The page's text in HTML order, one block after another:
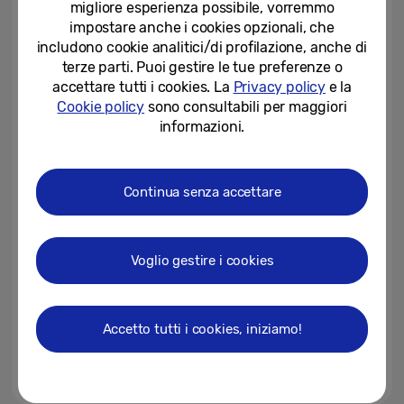
futuro dell’IA al CES 2026
06-01-2026
Samsung presenta il primo TV
Micro RGB da 130 pollici al
mondo, con colori di nuova...
Samsung presenta The
2026, uno schermo portatile...
02-01-2026
C-Lab al CES 2026
migliore esperienza possibile, vorremmo
impostare anche i cookies opzionali, che
includono cookie analitici/di profilazione, anche di
terze parti. Puoi gestire le tue preferenze o
accettare tutti i cookies. La Privacy policye la
Cookie policy sono consultabili per maggiori
informazioni.
Continua senza accettare
Voglio gestire i cookies
Accetto tutti i cookies, iniziamo!